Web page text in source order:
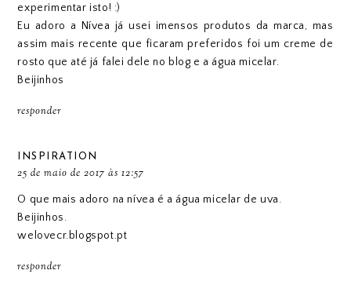
experimentar isto! :)
Eu adoro a Nívea já usei imensos produtos da marca, mas
assim mais recente que ficaram preferidos foi um creme de
rosto que até já falei dele no blog e a água micelar.
Beijinhos
responder
INSPIRATION
25 de maio de 2017 às 12:57
O que mais adoro na nívea é a água micelar de uva.
Beijinhos.
welovecr.blogspot.pt
responder